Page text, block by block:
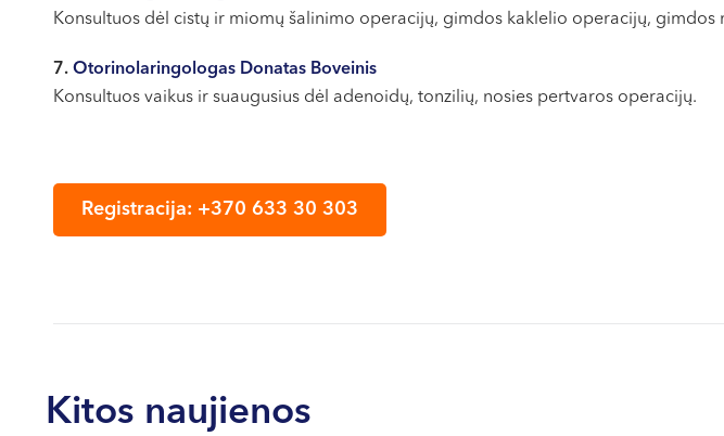
Konsultuos dėl cistų ir miomų šalinimo operacijų, gimdos kaklelio operacijų,
7. Otorinolaringologas Donatas Boveinis
Konsultuos vaikus ir suaugusius dėl adenoidų, tonzilių, nosies pertvaros operacijų.
Registracija: +370 633 30 303
Kitos naujienos